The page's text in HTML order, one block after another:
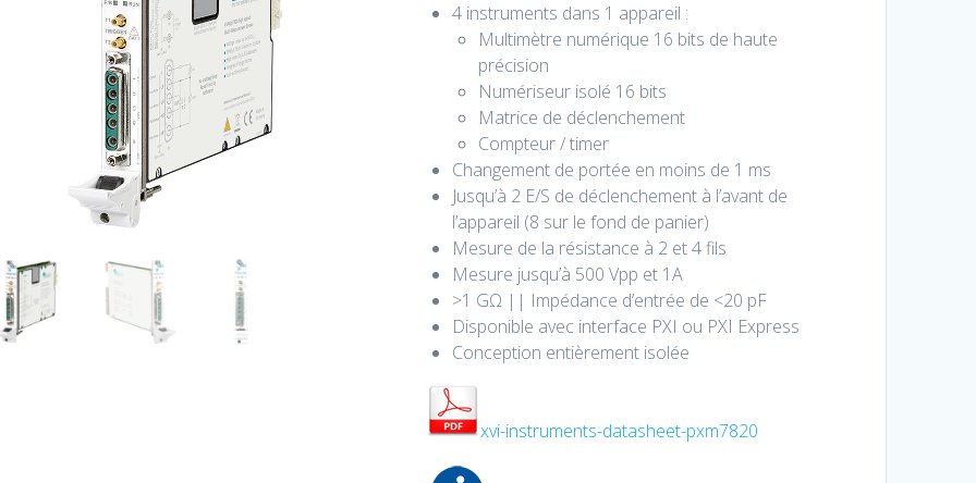
4 instruments dans 1 appareil :
Multimètre numérique 16 bits de haute
précision
Numériseur isolé 16 bits
Matrice de déclenchement
Compteur / timer
Changement de portée en moins de 1 ms
Jusqu’à 2 E/S de déclenchement à l’avant de
l’appareil (8 sur le fond de panier)
Mesure de la résistance à 2 et 4 fils
Mesure jusqu’à 500 Vpp et 1A
>1 GΩ || Impédance d’entrée de <20 pF
Disponible avec interface PXI ou PXI Express
Conception entièrement isolée
xvi-instruments-datasheet-pxm7820